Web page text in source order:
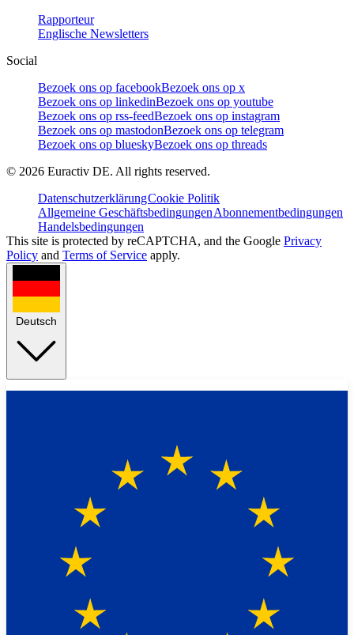
Rapporteur
Englische Newsletters
Social
Bezoek ons op facebookBezoek ons op x
Bezoek ons op linkedinBezoek ons op youtube
Bezoek ons op rss-feedBezoek ons op instagram
Bezoek ons op mastodonBezoek ons op telegram
Bezoek ons op blueskyBezoek ons op threads
© 2026 Euractiv DE. All rights reserved.
DatenschutzerklärungCookie Politik
Allgemeine GeschäftsbedingungenAbonnementbedingungen
Handelsbedingungen
This site is protected by reCAPTCHA, and the Google Privacy
Policy and Terms of Service apply.
Deutsch